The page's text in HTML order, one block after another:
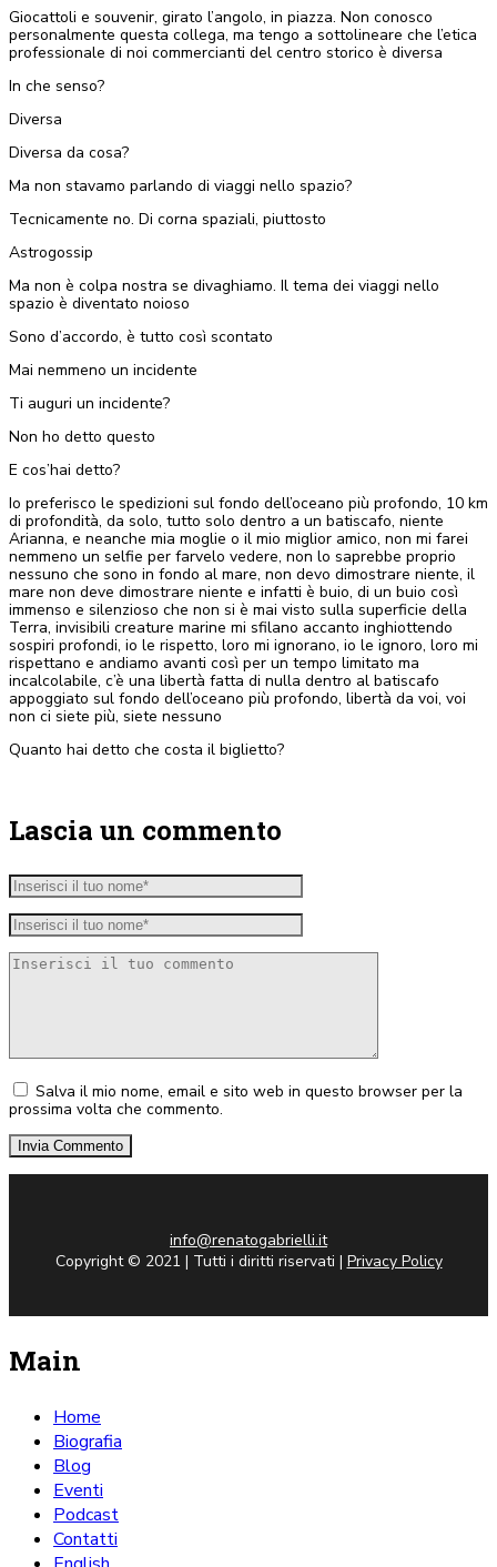
Giocattoli e souvenir, girato l’angolo, in piazza. Non conosco
personalmente questa collega, ma tengo a sottolineare che l’etica
professionale di noi commercianti del centro storico è diversa
In che senso?
Diversa
Diversa da cosa?
Ma non stavamo parlando di viaggi nello spazio?
Tecnicamente no. Di corna spaziali, piuttosto
Astrogossip
Ma non è colpa nostra se divaghiamo. Il tema dei viaggi nello
spazio è diventato noioso
Sono d’accordo, è tutto così scontato
Mai nemmeno un incidente
Ti auguri un incidente?
Non ho detto questo
E cos’hai detto?
Io preferisco le spedizioni sul fondo dell’oceano più profondo, 10 km
di profondità, da solo, tutto solo dentro a un batiscafo, niente
Arianna, e neanche mia moglie o il mio miglior amico, non mi farei
nemmeno un selfie per farvelo vedere, non lo saprebbe proprio
nessuno che sono in fondo al mare, non devo dimostrare niente, il
mare non deve dimostrare niente e infatti è buio, di un buio così
immenso e silenzioso che non si è mai visto sulla superficie della
Terra, invisibili creature marine mi sfilano accanto inghiottendo
sospiri profondi, io le rispetto, loro mi ignorano, io le ignoro, loro mi
rispettano e andiamo avanti così per un tempo limitato ma
incalcolabile, c’è una libertà fatta di nulla dentro al batiscafo
appoggiato sul fondo dell’oceano più profondo, libertà da voi, voi
non ci siete più, siete nessuno
Quanto hai detto che costa il biglietto?
Lascia un commento
Salva il mio nome, email e sito web in questo browser per la
prossima volta che commento.
info@renatogabrielli.it
Copyright © 2021 | Tutti i diritti riservati | Privacy Policy
Main
Home
Biografia
Blog
Eventi
Podcast
Contatti